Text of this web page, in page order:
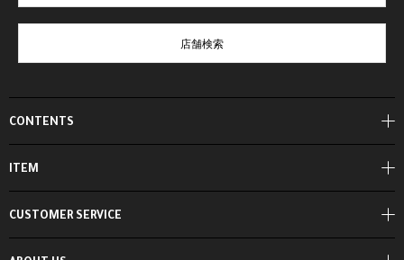
CONTENTS
ITEM
店舗検索
CUSTOMER SERVICE